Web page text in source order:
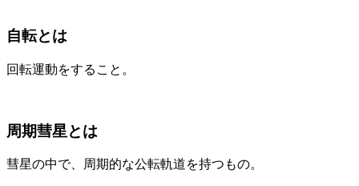
自転とは
回転運動をすること。
周期彗星とは
彗星の中で、周期的な公転軌道を持つもの。